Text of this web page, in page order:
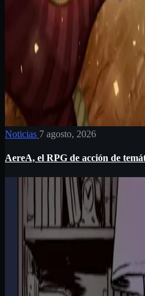
Noticias 7 agosto, 2026
AereA, el RPG de acción de